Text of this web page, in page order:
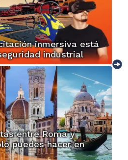
inmersiva está
industrial
entre Roma y
puedes hacer en